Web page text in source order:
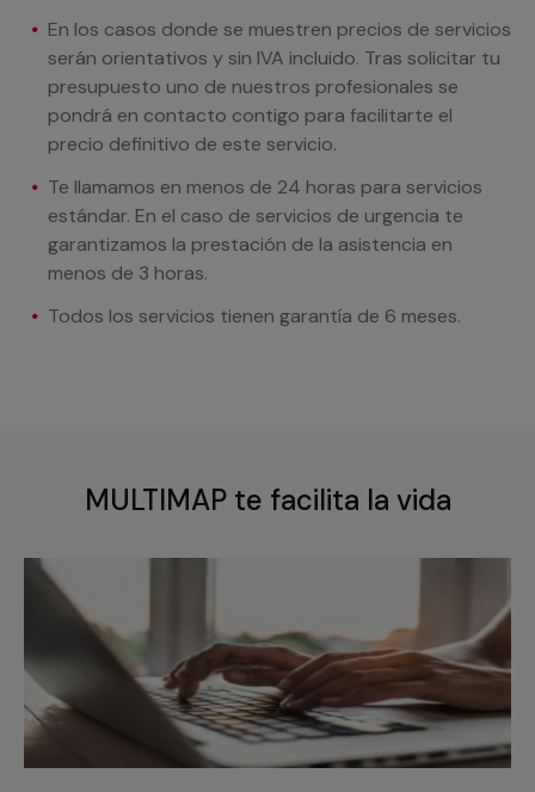
En los casos donde se muestren precios de servicios
serán orientativos y sin IVA incluido. Tras solicitar tu
presupuesto uno de nuestros profesionales se
pondrá en contacto contigo para facilitarte el
precio definitivo de este servicio.
Te llamamos en menos de 24 horas para servicios
estándar. En el caso de servicios de urgencia te
garantizamos la prestación de la asistencia en
menos de 3 horas.
Todos los servicios tienen garantía de 6 meses.
MULTIMAP te facilita la vida